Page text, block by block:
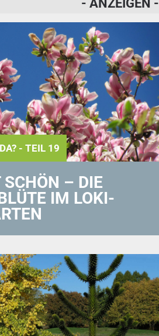
- ANZEIGEN -
- TEIL 19
– DIE
IM LOKI-